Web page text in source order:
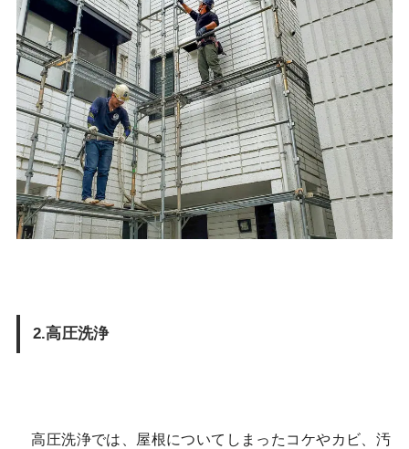
2.高圧洗浄
高圧洗浄では、屋根についてしまったコケやカビ、汚